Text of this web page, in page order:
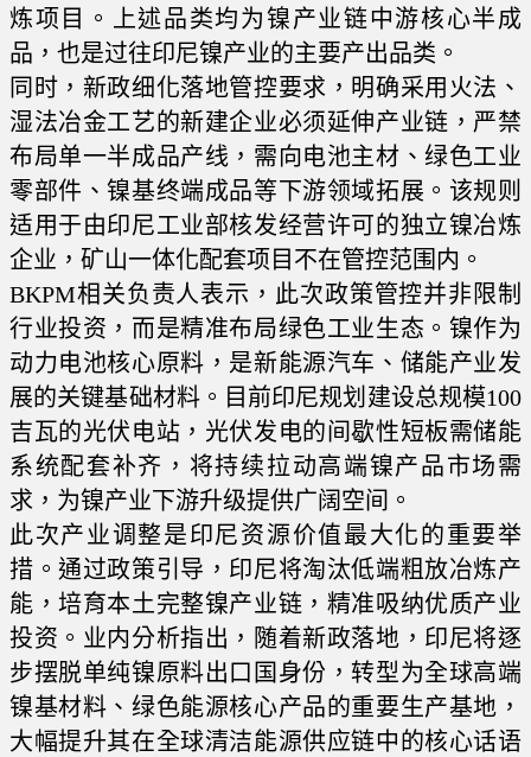
炼项目。上述品类均为镍产业链中游核心半成
品，也是过往印尼镍产业的主要产出品类。
同时，新政细化落地管控要求，明确采用火法、
湿法冶金工艺的新建企业必须延伸产业链，严禁
布局单一半成品产线，需向电池主材、绿色工业
零部件、镍基终端成品等下游领域拓展。该规则
适用于由印尼工业部核发经营许可的独立镍冶炼
企业，矿山一体化配套项目不在管控范围内。
BKPM相关负责人表示，此次政策管控并非限制
行业投资，而是精准布局绿色工业生态。镍作为
动力电池核心原料，是新能源汽车、储能产业发
展的关键基础材料。目前印尼规划建设总规模100
吉瓦的光伏电站，光伏发电的间歇性短板需储能
系统配套补齐，将持续拉动高端镍产品市场需
求，为镍产业下游升级提供广阔空间。
此次产业调整是印尼资源价值最大化的重要举
措。通过政策引导，印尼将淘汰低端粗放冶炼产
能，培育本土完整镍产业链，精准吸纳优质产业
投资。业内分析指出，随着新政落地，印尼将逐
步摆脱单纯镍原料出口国身份，转型为全球高端
镍基材料、绿色能源核心产品的重要生产基地，
大幅提升其在全球清洁能源供应链中的核心话语